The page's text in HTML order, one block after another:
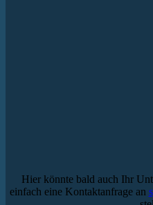
Hier könnte bald auch Ihr
einfach eine Kontaktanfrage an